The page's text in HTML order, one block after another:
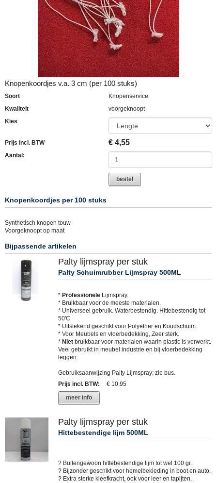
Knopenkoordjes v.a. 3 cm (per 100 stuks)
Soort
Knopenservice
Kwaliteit
voorgeknoopt
Kies
Prijs incl. BTW € 4,55
Aantal:
bestel
Knopenkoordjes per 100 stuks
Synthetisch knopen touw
Voorgeknoopt op maat
Bijpassende artikelen
Palty lijmspray per stuk
Palty Schuimrubber Lijmspray 500ML
* Professionele Lijmspray.
* Bruikbaar voor de meeste materialen.
* Universeel gebruik. Waterbestendig. Hittebestendig tot
50'C
* Uitstekend geschikt voor Polyether en Koudschuim.
* Voor Meubels en vloerbedekking, Zeer sterk.
* Niet bruikbaar voor materialen waarin plastic is verwerkt.
Veel gebruikt in meubel industrie en bij vloerbedekking
leggen.
Gebruiksaanwijzing Palty Lijmspray; zie bus.
Prijs incl. BTW:
€ 10,95
meer info
Palty lijmspray per stuk
Hittebestendige lijm 500ML
? Buitengewoon hittebestendige lijm tot wel 100 gr.
? Bijzonder geschikt voor hemelbekleding in boot en auto.
? Extra sterke kleefkracht, ook voor leer en tapijten.